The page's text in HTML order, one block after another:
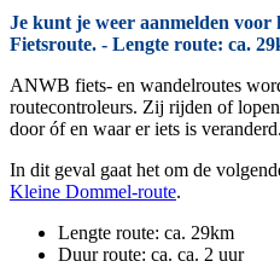
Je kunt je weer aanmelden voor
Fietsroute. - Lengte route: ca.
ANWB fiets- en wandelroutes
routecontroleurs. Zij rijden of
door óf en waar er iets is veranderd.
In dit geval gaat het om de
Kleine Dommel-route.
Lengte route: ca. 29km
Duur route: ca. ca. 2 uur